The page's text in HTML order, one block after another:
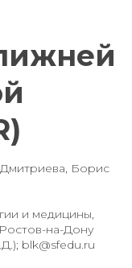
Дмитриева, Борис
и медицины,
на-Дону
blk@sfedu.ru